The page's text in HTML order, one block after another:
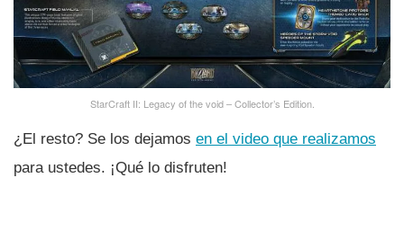
StarCraft II: Legacy of the void – Collector’s Edition.
¿El resto? Se los dejamos en el video que realizamos
para ustedes. ¡Qué lo disfruten!